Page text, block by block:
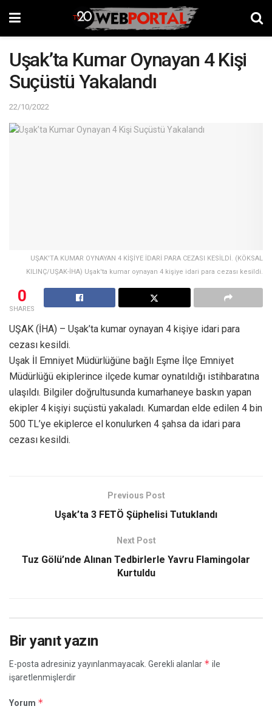
Uşak’ta Kumar Oynayan 4 Kişi
Suçüstü Yakalandı
22/10/2022
UŞAK'TA KUMAR OYNAYAN 4 KİŞİYE İDARİ PARA CEZASI KESİLDİ. (KÖKSAL
KILINÇ/UŞAK-İHA) Uşak'ta kumar oynayan 4 kişiye idari para cezası kesildi.
0
SHARES
UŞAK (İHA) – Uşak’ta kumar oynayan 4 kişiye idari para
cezası kesildi.
Uşak İl Emniyet Müdürlüğüne bağlı Eşme İlçe Emniyet
Müdürlüğü ekiplerince ilçede kumar oynatıldığı istihbaratına
ulaşıldı. Bilgiler doğrultusunda kumarhaneye baskın yapan
ekipler 4 kişiyi suçüstü yakaladı. Kumardan elde edilen 4 bin
500 TL’ye ekiplerce el konulurken 4 şahsa da idari para
cezası kesildi.
Previous Post
Uşak’ta 3 FETÖ Şüphelisi Tutuklandı
Next Post
Tuz Gölü’nde Alınan Tedbirlerle Yavru Flamingolar
Kurtuldu
Bir yanıt yazın
E-posta adresiniz yayınlanmayacak. Gerekli alanlar * ile
işaretlenmişlerdir
Yorum *